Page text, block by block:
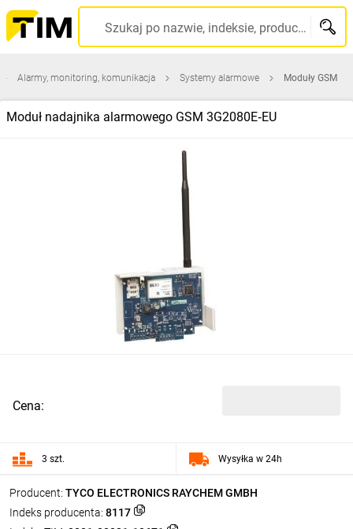
Szukaj po nazwie, indeksie, producencie, kodzie kreskowym...
Alarmy, monitoring, komunikacja Systemy alarmowe Moduły GSM
Moduł nadajnika alarmowego GSM 3G2080E‑EU
Producent: TYCO ELECTRONICS RAYCHEM GMBH
Indeks producenta: 8117
Cena:
3 szt. Wysyłka w 24h